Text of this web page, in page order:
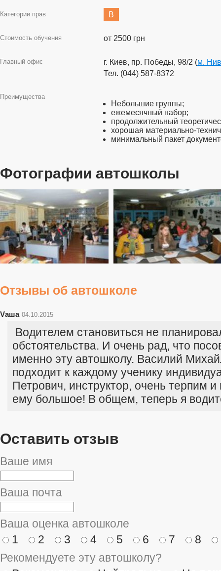
Категории прав B
Стоимость обучения от 2500 грн
Главный офис г. Киев, пр. Победы, 98/2 (м.
Тел. (044) 587-8372
Преимущества
Небольшие группы;
ежемесячный набор;
продолжительный
хорошая материально-
минимальный пакет
Фотографии автошколы
Отзывы об автошколе
Vаша 04.10.2015
Водителем становиться не
обстоятельства. И очень рад, что
именно эту автошколу. Василий
подходит к каждому ученику
Петрович, инструктор, очень терпим
ему большое! В общем, теперь я
Оставить отзыв
Ваше имя
Ваша почта
Ваша оценка автошколе
1
2 3 4 5 6 7
8
Рекомендуете эту автошколу?